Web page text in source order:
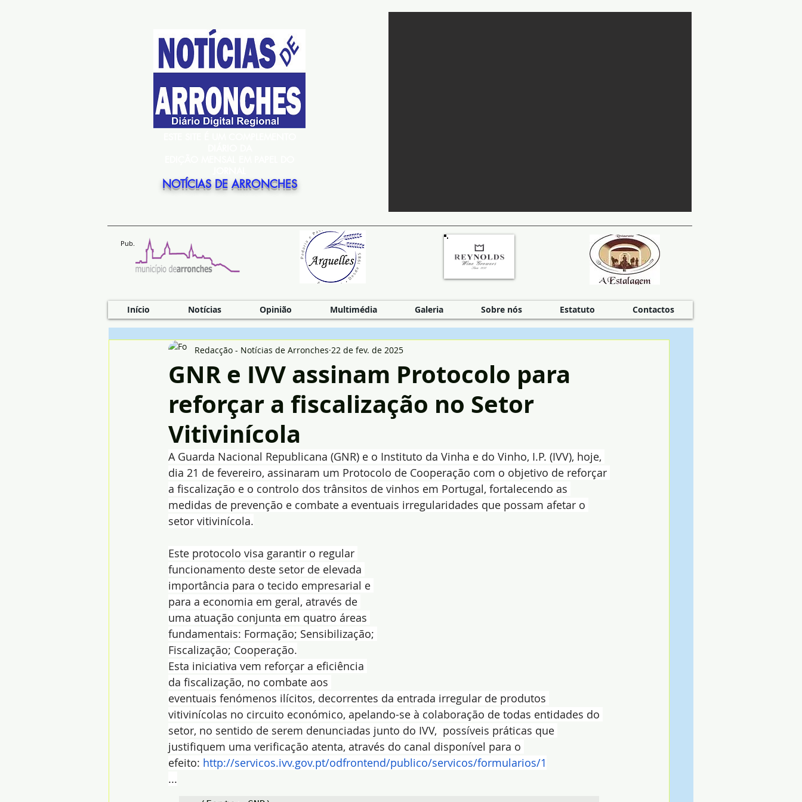
NOTÍCIAS DE ARRONCHES
Pub.
Início Notícias Opinião Multimédia Galeria Sobre nós Estatuto Contactos
GNR e IVV assinam Protocolo para
reforçar a fiscalização no Setor
Vitivinícola
Redacção - Notícias de Arronches 22 de fev. de 2025
A Guarda Nacional Republicana (GNR) e o Instituto da Vinha e do Vinho, I.P. (IVV), hoje,
dia 21 de fevereiro, assinaram um Protocolo de Cooperação com o objetivo de reforçar
a fiscalização e o controlo dos trânsitos de vinhos em Portugal, fortalecendo as
medidas de prevenção e combate a eventuais irregularidades que possam afetar o
setor vitivinícola.
Este protocolo visa garantir o regular
funcionamento deste setor de elevada
importância para o tecido empresarial e
para a economia em geral, através de
uma atuação conjunta em quatro áreas
fundamentais: Formação; Sensibilização;
Fiscalização; Cooperação.
Esta iniciativa vem reforçar a eficiência
da fiscalização, no combate aos
eventuais fenómenos ilícitos, decorrentes da entrada irregular de produtos
vitivinícolas no circuito económico, apelando-se à colaboração de todas entidades do
setor, no sentido de serem denunciadas junto do IVV,  possíveis práticas que
justifiquem uma verificação atenta, através do canal disponível para o
efeito: http://servicos.ivv.gov.pt/odfrontend/publico/servicos/formularios/1
...